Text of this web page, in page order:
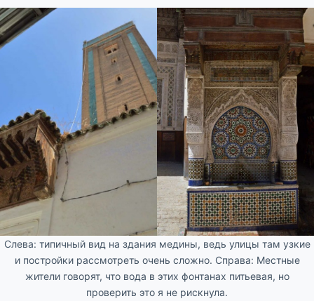
Слева: типичный вид на здания медины, ведь улицы там узкие
и постройки рассмотреть очень сложно. Справа: Местные
жители говорят, что вода в этих фонтанах питьевая, но
проверить это я не рискнула.